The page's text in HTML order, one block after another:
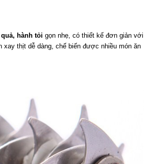
hành tỏi gọn nhẹ, có thiết kế đơn giản với
xay thịt dễ dàng, chế biến được nhiều món ăn